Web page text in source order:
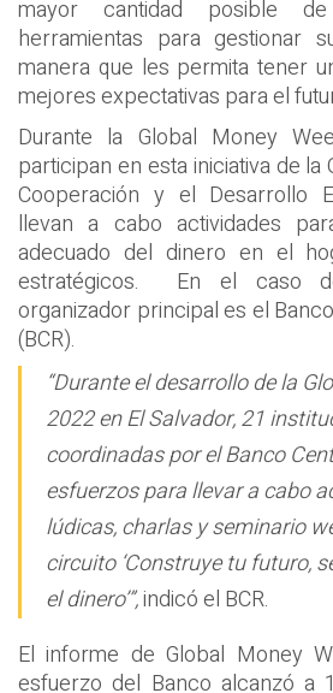
mayor cantidad posible
herramientas para gestionar
manera que les permita tener
mejores expectativas para el
Durante la Global Money
participan en esta iniciativa de la
Cooperación y el Desarrollo
llevan a cabo actividades
adecuado del dinero en el
estratégicos. En el caso
organizador principal es el
(BCR).
“Durante el desarrollo de la
2022 en El Salvador, 21
coordinadas por el Banco
esfuerzos para llevar a cabo
lúdicas, charlas y seminario
circuito ‘Construye tu futuro,
el dinero’”,indicó el BCR.
El informe de Global Money
esfuerzo del Banco alcanzó a